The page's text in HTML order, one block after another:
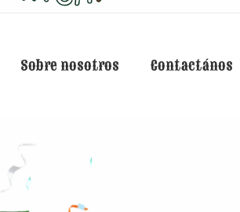
Sobre nosotros Contactános